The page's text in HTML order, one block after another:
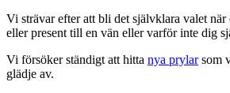
Vi strävar efter att bli det självklara valet
eller present till en vän eller varför inte dig
Vi försöker ständigt att hitta nya prylarsom
glädje av.